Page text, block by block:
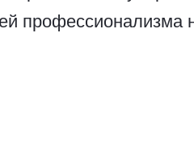
профессионализма